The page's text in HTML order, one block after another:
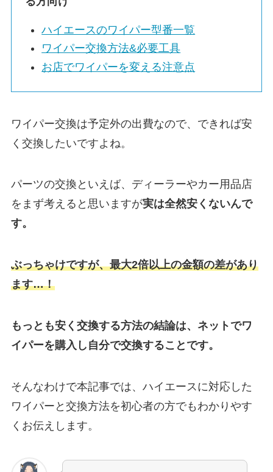
ハイエースのワイパー型番一覧
ワイパー交換方法&必要工具
お店でワイパーを変える注意点
ワイパー交換は予定外の出費なので、できれば安
く交換したいですよね。
パーツの交換といえば、ディーラーやカー用品店
をまず考えると思いますが実は全然安くないんで
す。
ぶっちゃけですが、最大2倍以上の金額の差があり
ます…！
もっとも安く交換する方法の結論は、ネットでワ
イパーを購入し自分で交換することです。
そんなわけで本記事では、 ハイエース に対応した
ワイパーと交換方法を初心者の方でもわかりやす
くお伝えします。